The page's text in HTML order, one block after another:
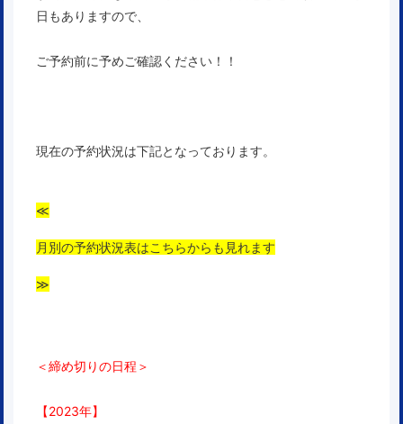
日もありますので、
ご予約前に予めご確認ください！！
現在の予約状況は下記となっております。
≪
月別の予約状況表はこちらからも見れます
≫
＜締め切りの日程＞
【2023年】